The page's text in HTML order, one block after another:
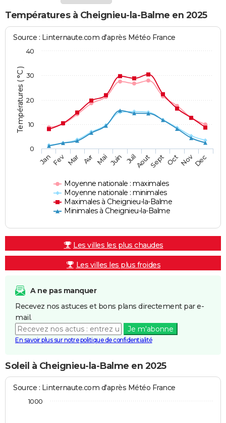
Températures à Cheignieu-la-Balme en 2025
Températures ( °C )
Source : Linternaute.com d'après Météo France
Moyenne nationale : maximales
Moyenne nationale : minimales
Maximales à Cheignieu-la-Balme
Minimales à Cheignieu-la-Balme
JanFev Mar Avr Mai Juin JuilAoutSept OctNovDec
0
10
20
30
40
Les villes les plus chaudes
Les villes les plus froides
A ne pas manquer
Recevez nos astuces et bons plans directement par e-
mail.
Je m'abonne
En savoir plus sur notre politique de confidentialité
Soleil à Cheignieu-la-Balme en 2025
Source : Linternaute.com d'après Météo France
1000